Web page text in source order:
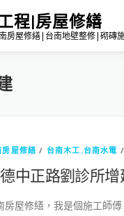
程|房屋修繕
房屋修繕|台南地壁整修|砌
房屋修繕 / 台南木工.台南水電
中正路劉診所增
房屋修繕，我是個施工師